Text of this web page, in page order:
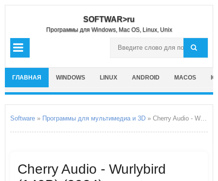
SOFTWAR>ru
Программы для Windows, Mac OS, Linux, Unix
ГЛАВНАЯ WINDOWS LINUX ANDROID MACOS
Software » Программы для мультимедиа и 3D » Cherry Audio - Wurlybird
Cherry Audio - Wurlybird